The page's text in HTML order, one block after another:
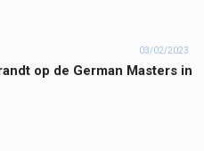
03/02/2023
op de German Masters in